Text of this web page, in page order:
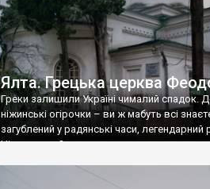
Ялта. Грецька церква
Греки залишили Україні чималий спадок.
ніжинські огірочки – ви ж мабуть всі
загублений у радянські часи,
Ніжин греки?